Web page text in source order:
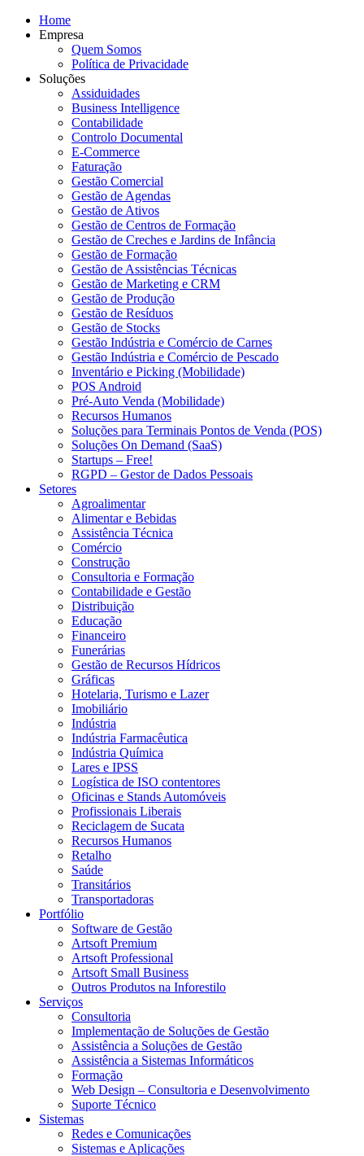
Home
Empresa
Quem Somos
Política de Privacidade
Soluções
Assiduidades
Business Intelligence
Contabilidade
Controlo Documental
E-Commerce
Faturação
Gestão Comercial
Gestão de Agendas
Gestão de Ativos
Gestão de Centros de Formação
Gestão de Creches e Jardins de Infância
Gestão de Formação
Gestão de Assistências Técnicas
Gestão de Marketing e CRM
Gestão de Produção
Gestão de Resíduos
Gestão de Stocks
Gestão Indústria e Comércio de Carnes
Gestão Indústria e Comércio de Pescado
Inventário e Picking (Mobilidade)
POS Android
Pré-Auto Venda (Mobilidade)
Recursos Humanos
Soluções para Terminais Pontos de Venda (POS)
Soluções On Demand (SaaS)
Startups – Free!
RGPD – Gestor de Dados Pessoais
Setores
Agroalimentar
Alimentar e Bebidas
Assistência Técnica
Comércio
Construção
Consultoria e Formação
Contabilidade e Gestão
Distribuição
Educação
Financeiro
Funerárias
Gestão de Recursos Hídricos
Gráficas
Hotelaria, Turismo e Lazer
Imobiliário
Indústria
Indústria Farmacêutica
Indústria Química
Lares e IPSS
Logística de ISO contentores
Oficinas e Stands Automóveis
Profissionais Liberais
Reciclagem de Sucata
Recursos Humanos
Retalho
Saúde
Transitários
Transportadoras
Portfólio
Software de Gestão
Artsoft Premium
Artsoft Professional
Artsoft Small Business
Outros Produtos na Inforestilo
Serviços
Consultoria
Implementação de Soluções de Gestão
Assistência a Soluções de Gestão
Assistência a Sistemas Informáticos
Formação
Web Design – Consultoria e Desenvolvimento
Suporte Técnico
Sistemas
Redes e Comunicações
Sistemas e Aplicações